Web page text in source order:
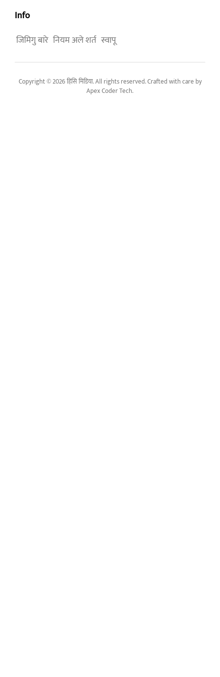
Info
जिमिगु बारे नियम अले शर्त स्वापू
Copyright © 2026 हिसि मिडिया. All rights reserved. Crafted with care by
Apex Coder Tech.